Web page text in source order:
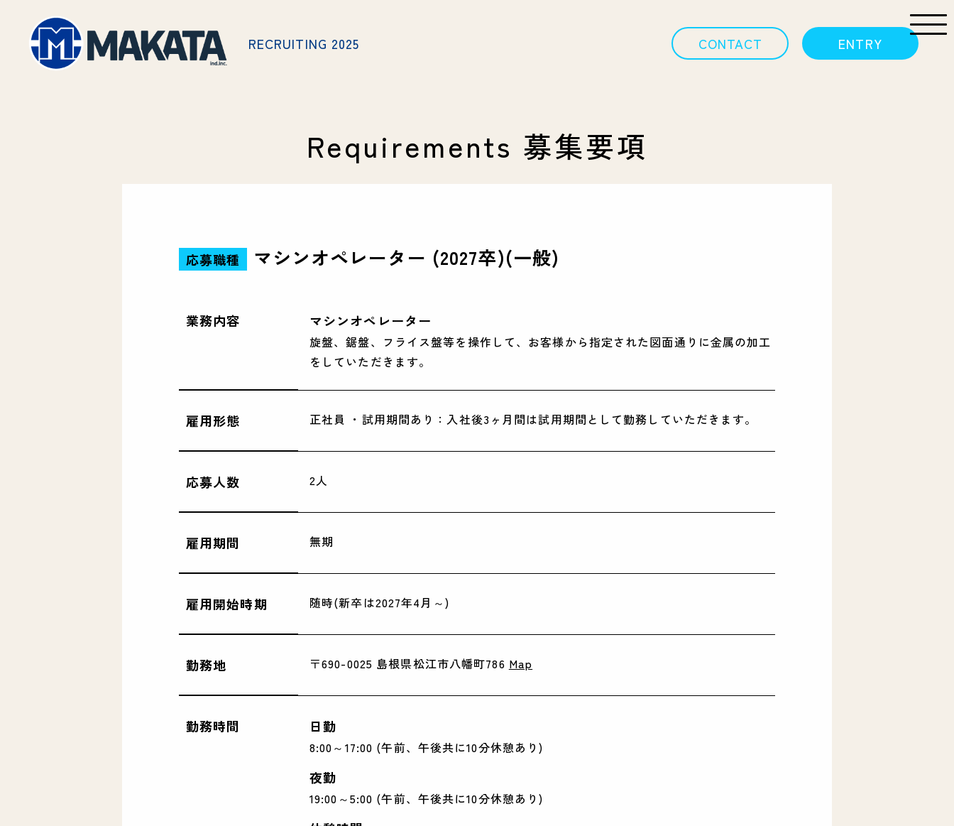
RECRUITING 2025 CONTACT ENTRY
株式会社MAKATA
・MAKATA大丈夫ポイント
人を知る
・interview01
・募集要項
CONTACT もっと話を聞いてみたい
ENTRY 求人に応募する
Requirements 募集要項
応募職種 マシンオペレーター (2027卒)(一般)
業務内容 マシンオペレーター
旋盤、鋸盤、フライス盤等を操作して、お客様から指定された図面通りに金属の加工
をしていただきます。
雇用形態 正社員 ・試用期間あり：入社後3ヶ月間は試用期間として勤務していただきます。
応募人数 2人
雇用期間 無期
雇用開始時期 随時(新卒は2027年4月～)
勤務地 〒690-0025 島根県松江市八幡町786 Map
勤務時間 日勤
8:00～17:00 (午前、午後共に10分休憩あり)
夜勤
19:00～5:00 (午前、午後共に10分休憩あり)